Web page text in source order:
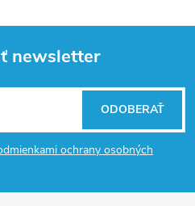
newsletter
ochrany osobných
ODOBERAŤ